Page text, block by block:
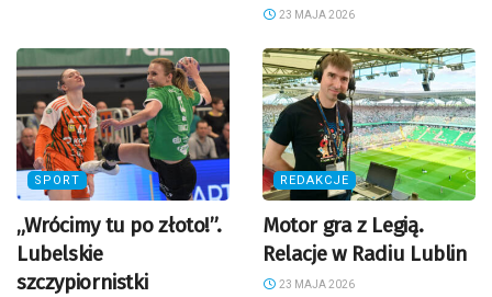
23 MAJA 2026
SPORT
„Wrócimy tu po złoto!”.
Lubelskie
szczypiornistki
REDAKCJE
Motor gra z Legią.
Relacje w Radiu Lublin
23 MAJA 2026